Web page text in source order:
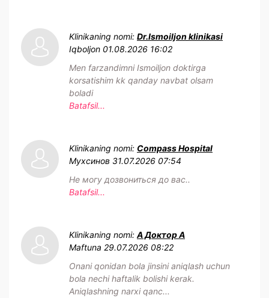
Klinikaning nomi: Dr.Ismoiljon klinikasi
Iqboljon 01.08.2026 16:02
Men farzandimni Ismoiljon doktirga
korsatishim kk qanday navbat olsam
boladi
Batafsil...
Klinikaning nomi: Compass Hospital
Мухсинов 31.07.2026 07:54
Не могу дозвониться до вас..
Batafsil...
Klinikaning nomi: А Доктор А
Maftuna 29.07.2026 08:22
Onani qonidan bola jinsini aniqlash uchun
bola nechi haftalik bolishi kerak.
Aniqlashning narxi qanc...